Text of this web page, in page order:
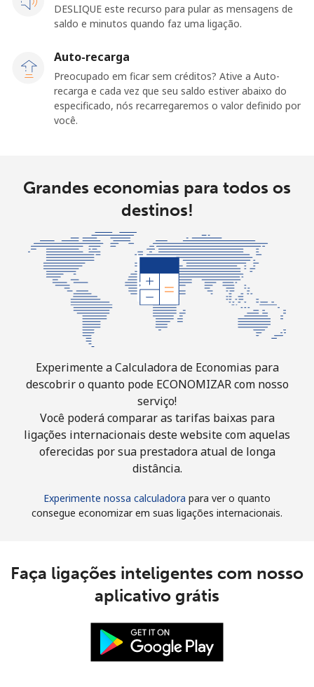
DESLIQUE este recurso para pular as mensagens de
saldo e minutos quando faz uma ligação.
Auto-recarga
Preocupado em ficar sem créditos? Ative a Auto-
recarga e cada vez que seu saldo estiver abaixo do
especificado, nós recarregaremos o valor definido por
você.
Grandes economias para todos os
destinos!
Experimente a Calculadora de Economias para
descobrir o quanto pode ECONOMIZAR com nosso
serviço!
Você poderá comparar as tarifas baixas para
ligações internacionais deste website com aquelas
oferecidas por sua prestadora atual de longa
distância.
Experimente nossa calculadora para ver o quanto
consegue economizar em suas ligações internacionais.
Faça ligações inteligentes com nosso
aplicativo grátis